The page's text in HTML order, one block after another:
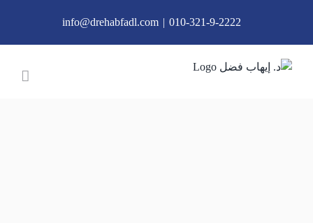
010-321-9-2222
|
info@drehabfadl.com